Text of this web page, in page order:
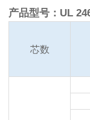
产品型号：UL
芯数